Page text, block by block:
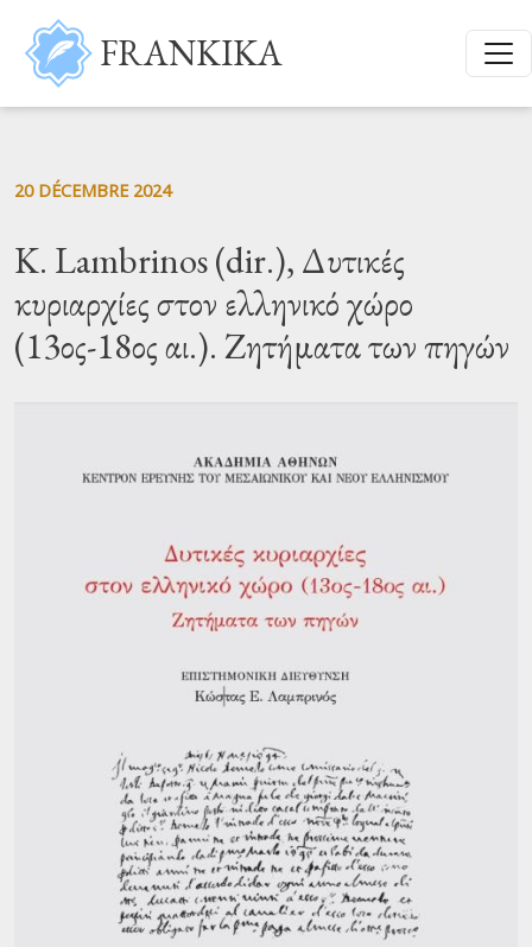
Aller au contenu principal
FRANKIKA
20 DÉCEMBRE 2024
K. Lambrinos (dir.), Δυτικές
κυριαρχίες στον ελληνικό χώρο
(13ος-18ος αι.). Ζητήματα των πηγών